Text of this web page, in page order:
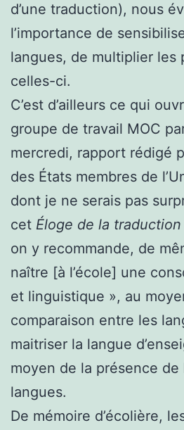
d’une traduction), nous
l’importance de
langues, de multiplier les
celles-ci.
C’est d’ailleurs ce qui
groupe de travail MOC
mercredi, rapport rédigé
des États membres de
dont je ne serais pas
cet Éloge de la traduction
on y recommande, de
naître [à l’école] une
et linguistique », au
comparaison entre les
maitriser la langue
moyen de la présence
langues.
De mémoire d’écolière,